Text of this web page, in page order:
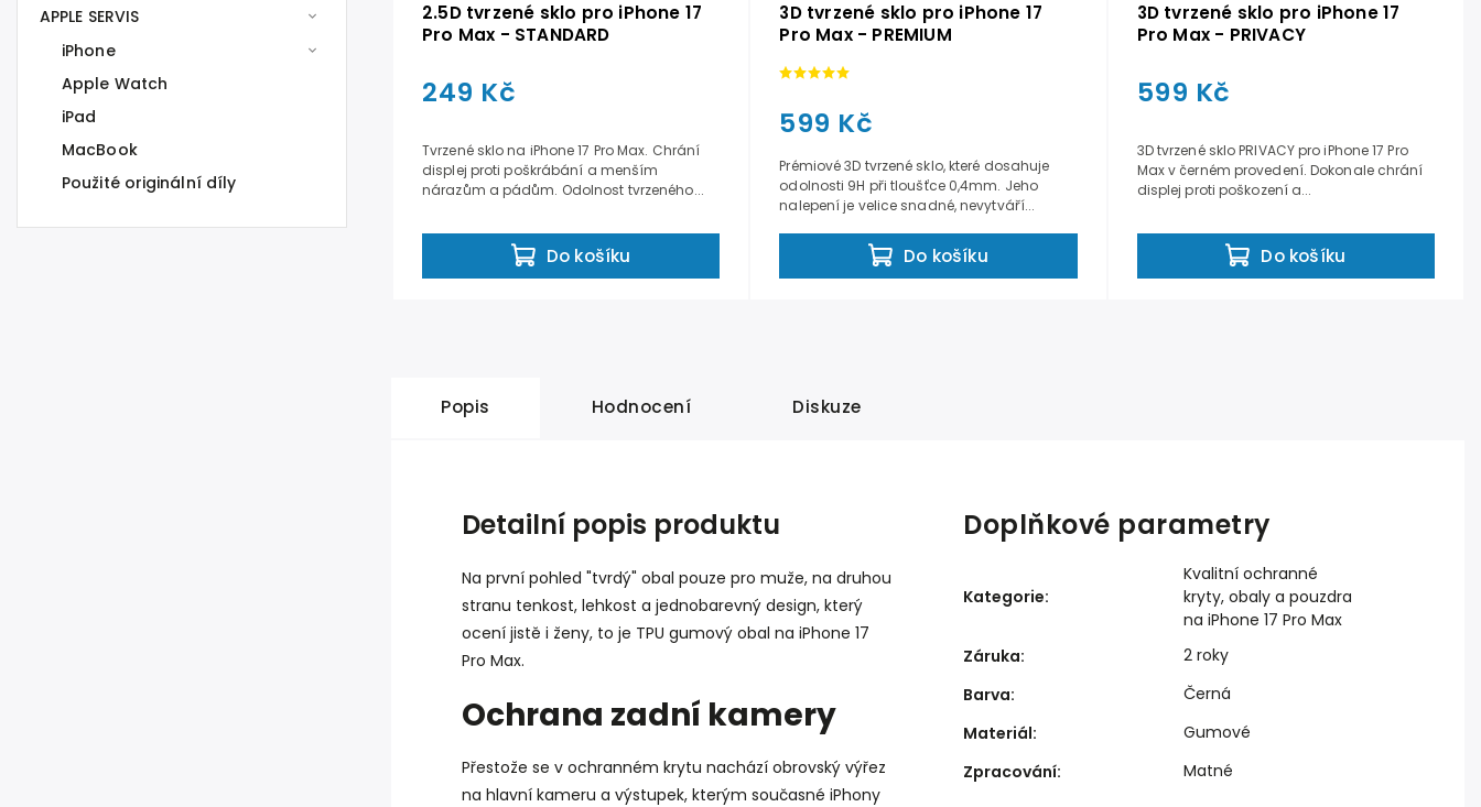
APPLE SERVIS
iPhone
Apple Watch
iPad
MacBook
Použité originální díly
2.5D tvrzené sklo pro iPhone 17
Pro Max - STANDARD
249 Kč
Do košíku
Tvrzené sklo na iPhone 17 Pro Max. Chrání
displej proti poškrábání a menším
nárazům a pádům. Odolnost tvrzeného...
3D tvrzené sklo pro iPhone 17
Pro Max - PREMIUM
599 Kč
Do košíku
Prémiové 3D tvrzené sklo, které dosahuje
odolnosti 9H při tloušťce 0,4mm. Jeho
nalepení je velice snadné, nevytváří...
3D tvrzené sklo pro iPhone 17
Pro Max - PRIVACY
599 Kč
Do košíku
3D tvrzené sklo PRIVACY pro iPhone 17 Pro
Max v černém provedení. Dokonale chrání
displej proti poškození a...
Popis Hodnocení Diskuze
Detailní popis produktu
Na první pohled "tvrdý" obal pouze pro muže, na druhou
stranu tenkost, lehkost a jednobarevný design, který
ocení jistě i ženy, to je TPU gumový obal na iPhone 17
Pro Max.
Ochrana zadní kamery
Přestože se v ochranném krytu nachází obrovský výřez
na hlavní kameru a výstupek, kterým současné iPhony
Doplňkové parametry
Kategorie:
Kvalitní ochranné
kryty, obaly a pouzdra
na iPhone 17 Pro Max
Záruka:
2 roky
Barva:
Černá
Materiál:
Gumové
Zpracování: Matné